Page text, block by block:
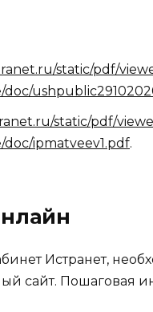
static/pdf/
static/pdf/
ipmatveev1.pdf.
Истранет,
сайт. Пошаговая